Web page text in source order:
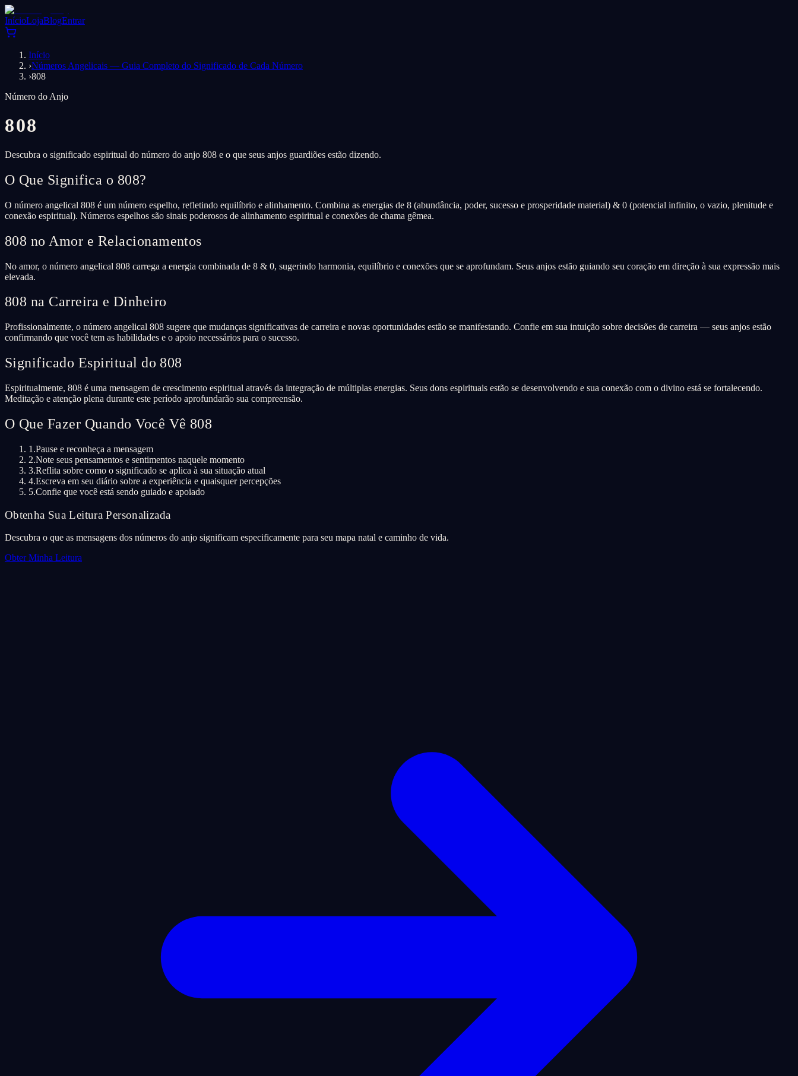
InícioLojaBlogEntrar
Início
›Números Angelicais — Guia Completo do Significado de Cada Número
›808
Número do Anjo
808
Descubra o significado espiritual do número do anjo 808 e o que seus anjos guardiões estão dizendo.
O Que Significa o 808?
O número angelical 808 é um número espelho, refletindo equilíbrio e alinhamento. Combina as energias de 8 (abundância, poder, sucesso e prosperidade material) & 0 (potencial infinito, o vazio, plenitude e
conexão espiritual). Números espelhos são sinais poderosos de alinhamento espiritual e conexões de chama gêmea.
808 no Amor e Relacionamentos
No amor, o número angelical 808 carrega a energia combinada de 8 & 0, sugerindo harmonia, equilíbrio e conexões que se aprofundam. Seus anjos estão guiando seu coração em direção à sua expressão mais
elevada.
808 na Carreira e Dinheiro
Profissionalmente, o número angelical 808 sugere que mudanças significativas de carreira e novas oportunidades estão se manifestando. Confie em sua intuição sobre decisões de carreira — seus anjos estão
confirmando que você tem as habilidades e o apoio necessários para o sucesso.
Significado Espiritual do 808
Espiritualmente, 808 é uma mensagem de crescimento espiritual através da integração de múltiplas energias. Seus dons espirituais estão se desenvolvendo e sua conexão com o divino está se fortalecendo.
Meditação e atenção plena durante este período aprofundarão sua compreensão.
O Que Fazer Quando Você Vê 808
1.Pause e reconheça a mensagem
2.Note seus pensamentos e sentimentos naquele momento
3.Reflita sobre como o significado se aplica à sua situação atual
4.Escreva em seu diário sobre a experiência e quaisquer percepções
5.Confie que você está sendo guiado e apoiado
Obtenha Sua Leitura Personalizada
Descubra o que as mensagens dos números do anjo significam especificamente para seu mapa natal e caminho de vida.
Obter Minha Leitura